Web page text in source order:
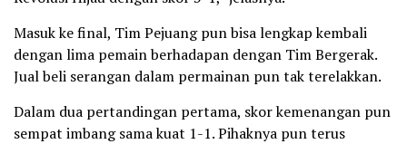
Masuk ke final, Tim Pejuang pun bisa lengkap kembali
dengan lima pemain berhadapan dengan Tim Bergerak.
Jual beli serangan dalam permainan pun tak terelakkan.
Dalam dua pertandingan pertama, skor kemenangan pun
sempat imbang sama kuat 1-1. Pihaknya pun terus